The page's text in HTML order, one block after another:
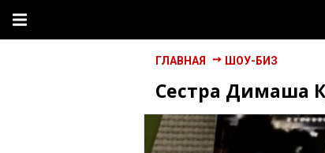
ГЛАВНАЯ ШОУ-БИЗ
Сестра Димаша